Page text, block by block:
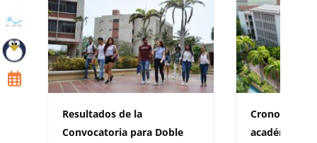
Resultados de la
Convocatoria para Doble
Cronograma
académica